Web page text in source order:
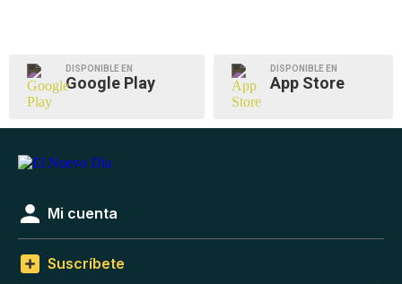
DISPONIBLE EN
Google Play
DISPONIBLE EN
App Store
Mi cuenta
Suscríbete